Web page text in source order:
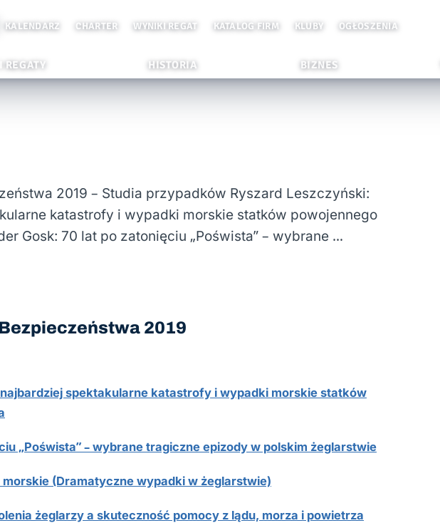
KALENDARZ CHARTER WYNIKI REGAT KATALOG FIRM KLUBY OGŁOSZENIA
REGATY HISTORIA BIZNES
2019 – Studia przypadków Ryszard Leszczyński:
katastrofy i wypadki morskie statków powojennego
Gosk: 70 lat po zatonięciu „Pośwista” – wybrane …
2019
spektakularne katastrofy i wypadki morskie statków
„Pośwista” – wybrane tragiczne epizody w polskim żeglarstwie
(Dramatyczne wypadki w żeglarstwie)
żeglarzy a skuteczność pomocy z lądu, morza i powietrza